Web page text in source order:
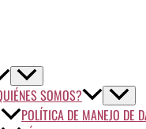
SOMOS?
POLÍTICA DE MANEJO DE